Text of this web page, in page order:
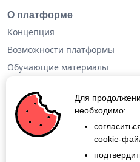
О платформе
Концепция
Возможности платформы
Обучающие материалы
Дополнительная
информация
Для
необходимо:
cookie-